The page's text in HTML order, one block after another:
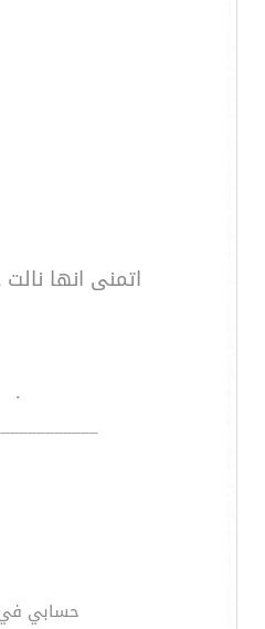
اتمنى انها
.
حسابي في